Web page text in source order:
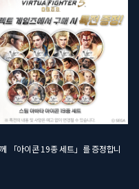
「아이콘 19종 세트」를 증정합니